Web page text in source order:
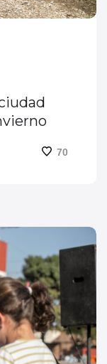
70